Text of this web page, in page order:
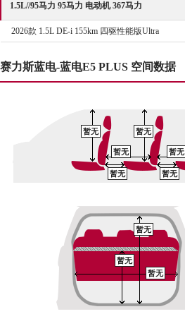
1.5L//95马力 95马力 电动机 367马力
2026款 1.5L DE-i 155km 四驱性能版Ultra
赛力斯蓝电-蓝电E5 PLUS 空间数据
暂无 暂无
暂无
暂无 暂无
暂无
暂无
暂无
暂无